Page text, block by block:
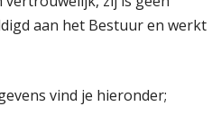
aan het Bestuur en werkt
vind je hieronder;